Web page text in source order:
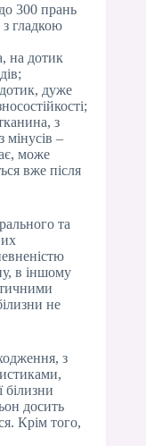
300 прань
з гладкою
на дотик
дуже
з
мінусів –
може
вже після
та
в іншому
не
з
білизни
досить
Крім того,